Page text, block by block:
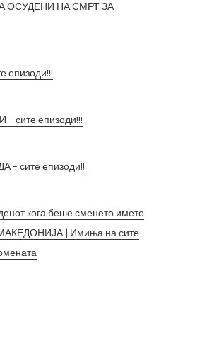
ОСУДЕНИ НА СМРТ ЗА
епизоди!!!
сите епизоди!!!
сите епизоди!!
денот кога беше сменето името
| Имиња на сите